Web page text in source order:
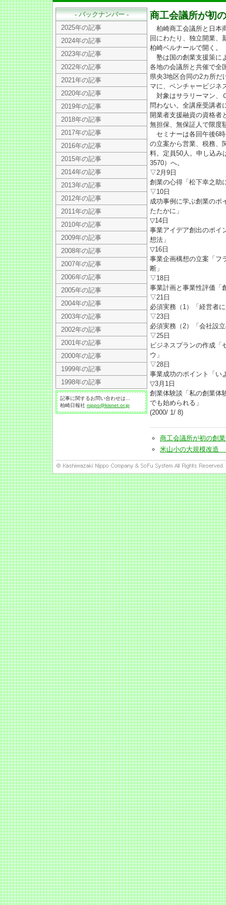
商工会議所が初
柏崎商工会議所と日本
回にわたり、独立開業、
柏崎ベルナールで開く。
塾は国の創業支援策に
各地の会議所と共催で全
県央3地区合同の2カ所だ
マに、ベンチャービジネ
対象はサラリーマン、
問わない。全講座受講者
開業者支援融資の資格者
無担保、無保証人で限度
セミナーは各回午後6
の立案から営業、税務、
料。定員50人。申し込み
3570）へ。
▽2月9日
創業の心得「松下幸之助
▽10日
成功事例に学ぶ創業のポ
たたかに」
▽14日
事業アイデア創出のポイ
想法」
▽16日
事業企画構想の立案「フ
断」
▽18日
事業計画と事業性評価「
▽21日
必須実務（1）「経営者
▽23日
必須実務（2）「会社設
▽25日
ビジネスプランの作成「
ウ」
▽28日
事業成功のポイント「い
▽3月1日
創業体験談「私の創業体
でも始められる」
(2000/ 1/ 8)
商工会議所が初の創
米山小の大規模改造
- バックナンバー -
2025年の記事
2024年の記事
2023年の記事
2022年の記事
2021年の記事
2020年の記事
2019年の記事
2018年の記事
2017年の記事
2016年の記事
2015年の記事
2014年の記事
2013年の記事
2012年の記事
2011年の記事
2010年の記事
2009年の記事
2008年の記事
2007年の記事
2006年の記事
2005年の記事
2004年の記事
2003年の記事
2002年の記事
2001年の記事
2000年の記事
1999年の記事
1998年の記事
記事に関するお問い合わせは...
柏崎日報社 nippo@kisnet.or.jp